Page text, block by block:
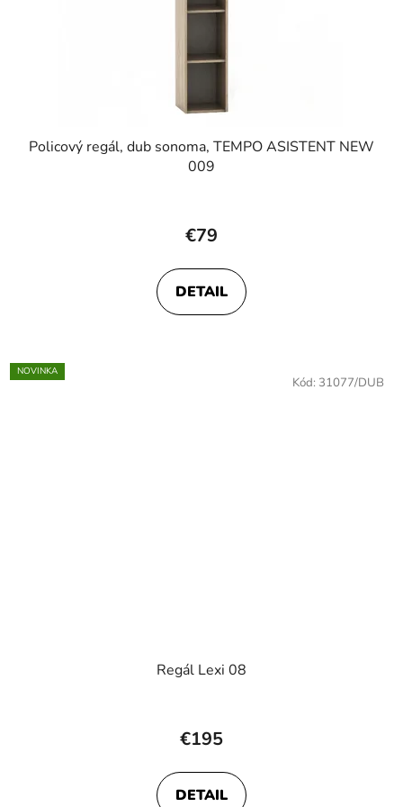
Policový regál, dub sonoma, TEMPO ASISTENT NEW
009
€79
DETAIL
NOVINKA
Regál Lexi 08
€195
DETAIL
Kód: 31077/DUB